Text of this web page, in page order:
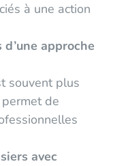
à une action
approche
souvent plus
de
avec